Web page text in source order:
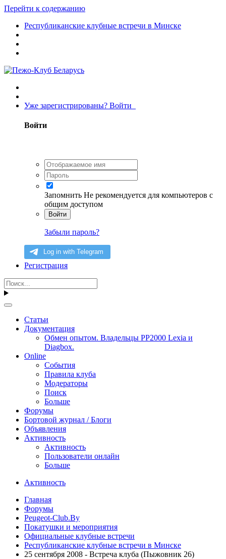
Перейти к содержанию
Республиканские клубные встречи в Минске
Уже зарегистрированы? Войти
Войти
Запомнить Не рекомендуется для компьютеров с
общим доступом
Войти
Забыли пароль?
Регистрация
Статьи
Документация
Обмен опытом. Владельцы PP2000 Lexia и
Diagbox.
Online
События
Правила клуба
Модераторы
Поиск
Больше
Форумы
Бортовой журнал / Блоги
Объявления
Активность
Активность
Пользователи онлайн
Больше
Активность
Главная
Форумы
Peugeot-Club.By
Покатушки и мероприятия
Официальные клубные встречи
Республиканские клубные встречи в Минске
25 сентября 2008 - Встреча клуба (Пыжовник 26)